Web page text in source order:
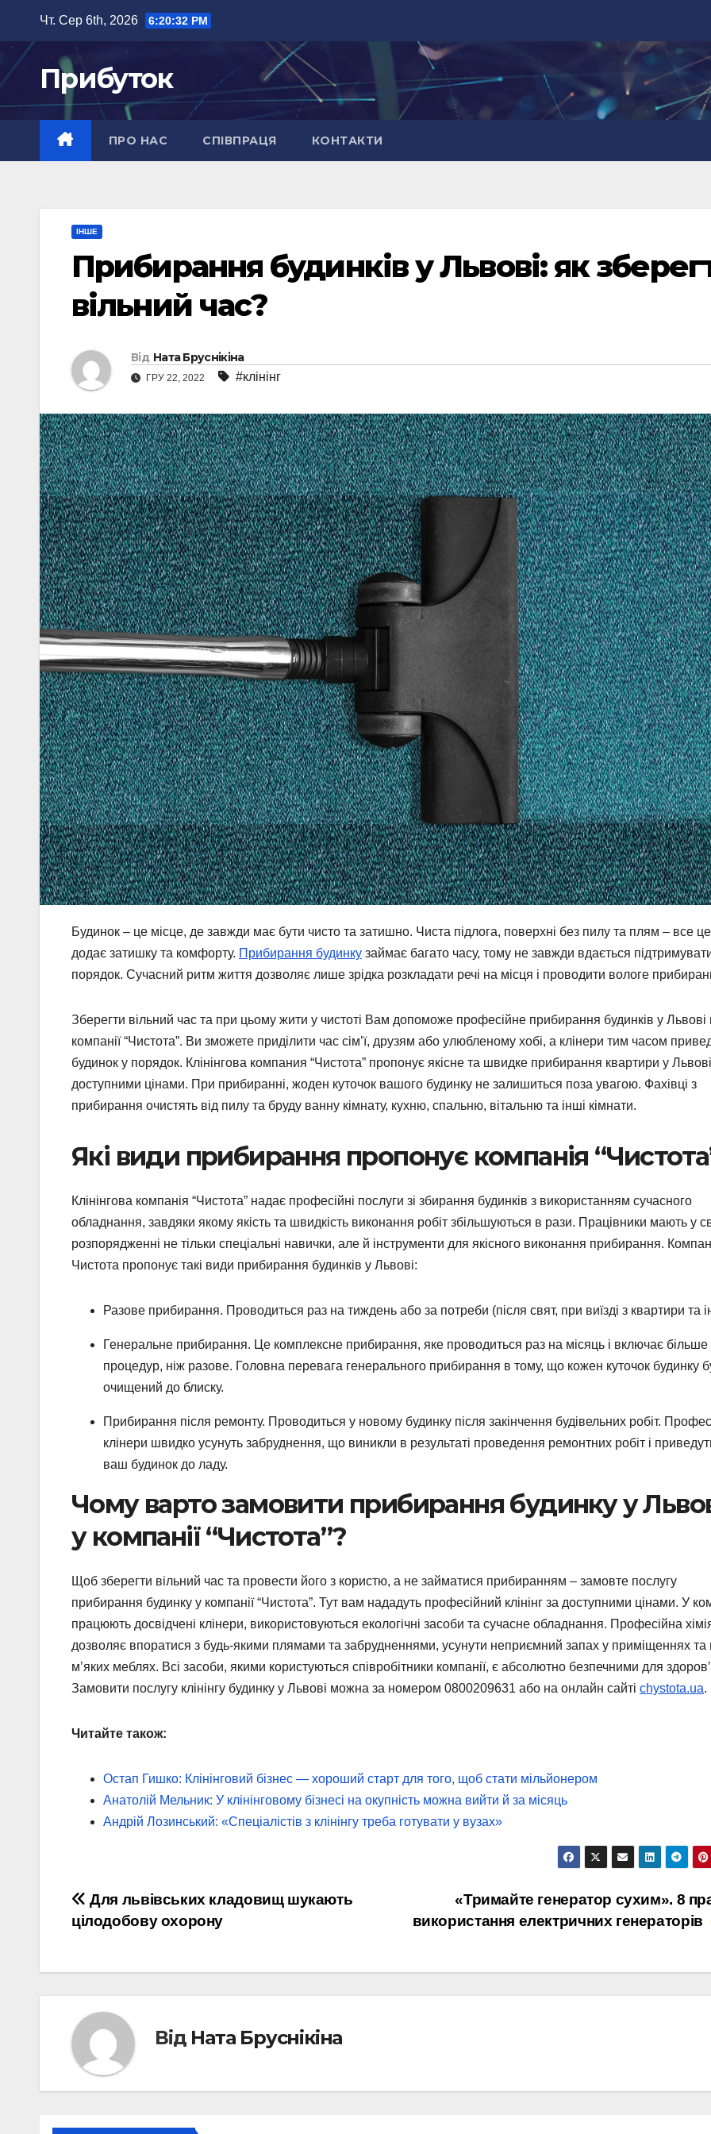
вмісту
Чт. Сер 6th, 2026 6:20:33 PM
Прибуток
ПРО НАС СПІВПРАЦЯ КОНТАКТИ
ІНШЕ
Прибирання будинків у Львові: як
вільний час?
Від Ната Бруснікіна
ГРУ 22, 2022 #клінінг
Будинок – це місце, де завжди має бути чисто та затишно. Чиста підлога, поверхні без пилу та плям – все це
додає затишку та комфорту. Прибирання будинку займає багато часу, тому не завжди вдається
порядок. Сучасний ритм життя дозволяє лише зрідка розкладати речі на місця і проводити вологе
Зберегти вільний час та при цьому жити у чистоті Вам допоможе професійне прибирання будинків у Львові
компанії “Чистота”. Ви зможете приділити час сім’ї, друзям або улюбленому хобі, а клінери тим часом
будинок у порядок. Клінінгова компания “Чистота” пропонує якісне та швидке прибирання квартири у
доступними цінами. При прибиранні, жоден куточок вашого будинку не залишиться поза увагою. Фахівці з
прибирання очистять від пилу та бруду ванну кімнату, кухню, спальню, вітальню та інші кімнати.
Які види прибирання пропонує компанія
Клінінгова компанія “Чистота” надає професійні послуги зі збирання будинків з використанням сучасного
обладнання, завдяки якому якість та швидкість виконання робіт збільшуються в рази. Працівники мають у
розпорядженні не тільки спеціальні навички, але й інструменти для якісного виконання прибирання.
Чистота пропонує такі види прибирання будинків у Львові:
Разове прибирання. Проводиться раз на тиждень або за потреби (після свят, при виїзді з квартири та
Генеральне прибирання. Це комплексне прибирання, яке проводиться раз на місяць і включає більше
процедур, ніж разове. Головна перевага генерального прибирання в тому, що кожен куточок будинку
очищений до блиску.
Прибирання після ремонту. Проводиться у новому будинку після закінчення будівельних робіт.
клінери швидко усунуть забруднення, що виникли в результаті проведення ремонтних робіт і
ваш будинок до ладу.
Чому варто замовити прибирання будинку у
у компанії “Чистота”?
Щоб зберегти вільний час та провести його з користю, а не займатися прибиранням – замовте послугу
прибирання будинку у компанії “Чистота”. Тут вам нададуть професійний клінінг за доступними цінами. У
працюють досвідчені клінери, використовуються екологічні засоби та сучасне обладнання. Професійна
дозволяє впоратися з будь-якими плямами та забрудненнями, усунути неприємний запах у приміщеннях та
м’яких меблях. Всі засоби, якими користуються співробітники компанії, є абсолютно безпечними для
Замовити послугу клінінгу будинку у Львові можна за номером 0800209631 або на онлайн сайті chystota.ua.
Читайте також:
Остап Гишко: Клінінговий бізнес — хороший старт для того, щоб стати мільйонером
Анатолій Мельник: У клінінговому бізнесі на окупність можна вийти й за місяць
Андрій Лозинський: «Спеціалістів з клінінгу треба готувати у вузах»
Навігація
записів
«Тримайте генератор сухим». 8
використання електричних генераторів
Для львівських кладовищ шукають
цілодобову охорону
Від Ната Бруснікіна